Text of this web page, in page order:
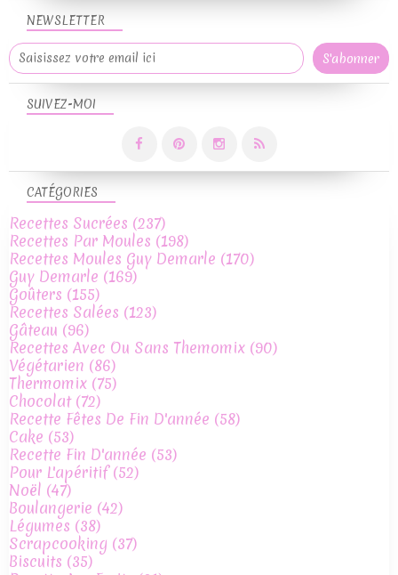
NEWSLETTER
SUIVEZ-MOI
CATÉGORIES
Recettes Sucrées (237)
Recettes Par Moules (198)
Recettes Moules Guy Demarle (170)
Guy Demarle (169)
Goûters (155)
Recettes Salées (123)
Gâteau (96)
Recettes Avec Ou Sans Themomix (90)
Végétarien (86)
Thermomix (75)
Chocolat(72)
Recette Fêtes De Fin D'année (58)
Cake (53)
Recette Fin D'année (53)
Pour L'apéritif(52)
Noël (47)
Boulangerie (42)
Légumes (38)
Scrapcooking (37)
Biscuits (35)